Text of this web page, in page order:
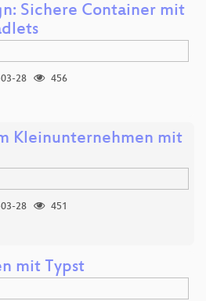
Sichere Container mit
28
456
Kleinunternehmen mit
28
451
mit Typst